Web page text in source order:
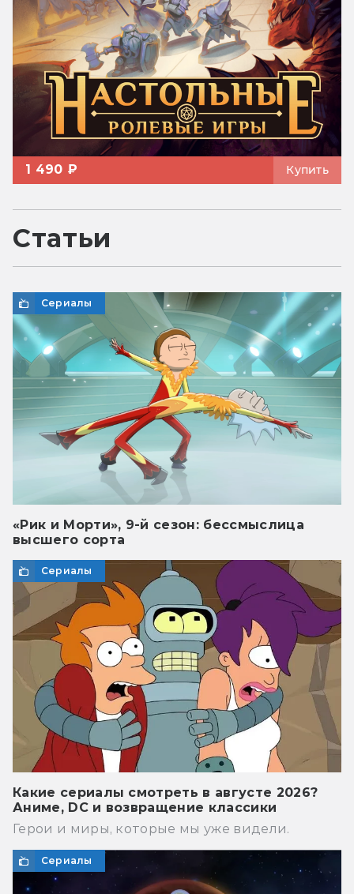
1 490 ₽ Купить
Статьи
Сериалы
«Рик и Морти», 9-й сезон: бессмыслица
высшего сорта
Сериалы
Какие сериалы смотреть в августе 2026?
Аниме, DC и возвращение классики
Герои и миры, которые мы уже видели.
Сериалы